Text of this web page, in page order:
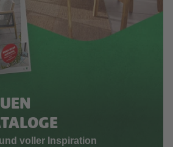
voller Inspiration